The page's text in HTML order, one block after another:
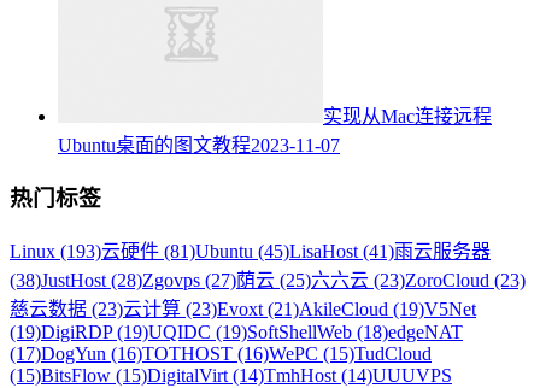
实现从Mac连接远程
Ubuntu桌面的图文教程2023-11-07
热门标签
Linux (193)云硬件 (81)Ubuntu (45)LisaHost (41)雨云服务器
(38)JustHost (28)Zgovps (27)荫云 (25)六六云 (23)ZoroCloud (23)
慈云数据 (23)云计算 (23)Evoxt (21)AkileCloud (19)V5Net
(19)DigiRDP (19)UQIDC (19)SoftShellWeb (18)edgeNAT
(17)DogYun (16)TOTHOST (16)WePC (15)TudCloud
(15)BitsFlow (15)DigitalVirt (14)TmhHost (14)UUUVPS